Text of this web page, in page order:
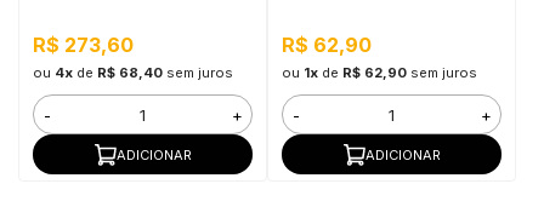
R$ 273,60
ou 4xde R$ 68,40 sem juros
- +
ADICIONAR
R$ 62,90
ou 1xde R$ 62,90 sem juros
- +
ADICIONAR